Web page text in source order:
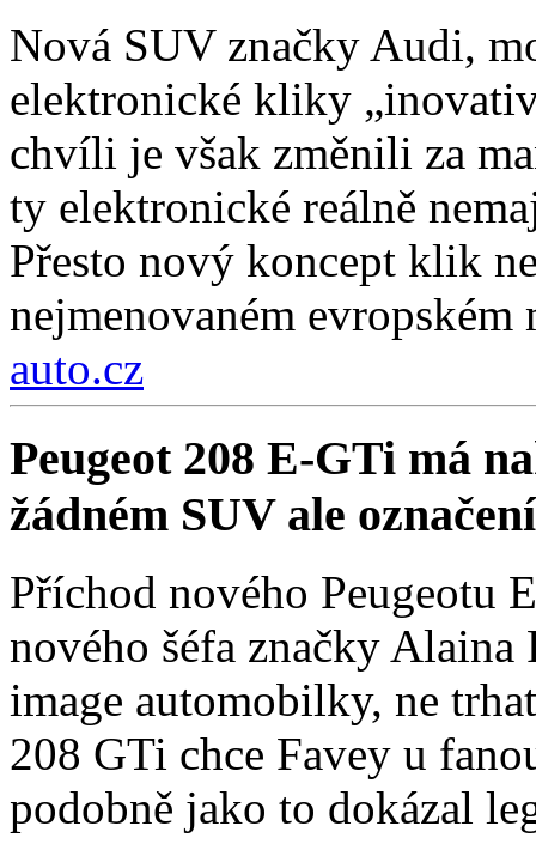
Nová SUV značky Audi,
elektronické kliky
chvíli je však změnili za
ty elektronické reálně
Přesto nový koncept klik
nejmenovaném evropském
auto.cz
Peugeot 208 E-GTi má
žádném SUV ale
Příchod nového Peugeotu
nového šéfa značky
image automobilky, ne
208 GTi chce Favey u
podobně jako to dokázal